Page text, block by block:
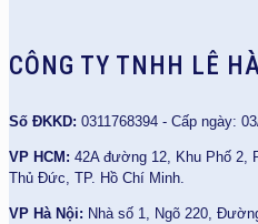
CÔNG TY TNHH LÊ
Số ĐKKD: 0311768394 - Cấp ngày:
VP HCM: 42A đường 12, Khu Phố 2,
Thủ Đức, TP. Hồ Chí Minh.
VP Hà Nội: Nhà số 1, Ngõ 220,